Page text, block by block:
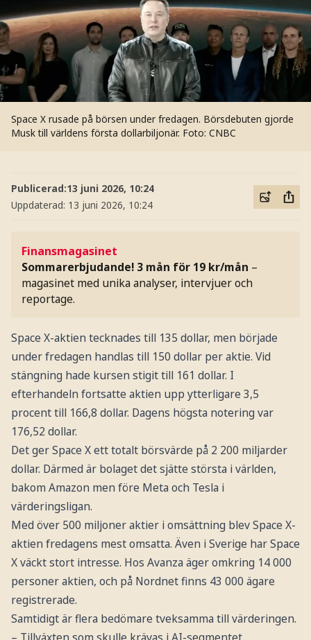
Space X rusade på börsen under fredagen. Börsdebuten gjorde
Musk till världens första dollarbiljonär. Foto: CNBC
Publicerad:13 juni 2026, 10:24
Uppdaterad: 13 juni 2026, 10:24
Finansmagasinet
Sommarerbjudande! 3 mån för 19 kr/mån –
magasinet med unika analyser, intervjuer och
reportage.
Space X-aktien tecknades till 135 dollar, men började
under fredagen handlas till 150 dollar per aktie. Vid
stängning hade kursen stigit till 161 dollar. I
efterhandeln fortsatte aktien upp ytterligare 3,5
procent till 166,8 dollar. Dagens högsta notering var
176,52 dollar.
Det ger Space X ett totalt börsvärde på 2 200 miljarder
dollar. Därmed är bolaget det sjätte största i världen,
bakom Amazon men före Meta och Tesla i
värderingsligan.
Med över 500 miljoner aktier i omsättning blev Space X-
aktien fredagens mest omsatta. Även i Sverige har Space
X väckt stort intresse. Hos Avanza äger omkring 14 000
personer aktien, och på Nordnet finns 43 000 ägare
registrerade.
Samtidigt är flera bedömare tveksamma till värderingen.